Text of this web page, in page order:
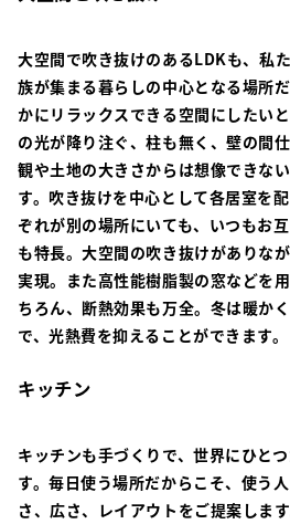
大空間で吹き抜けのあるLDKも、私
族が集まる暮らしの中心となる場所
かにリラックスできる空間にしたい
の光が降り注ぐ、柱も無く、壁の間
観や土地の大きさからは想像できな
す。吹き抜けを中心として各居室を
ぞれが別の場所にいても、いつもお
も特長。大空間の吹き抜けがありな
実現。また高性能樹脂製の窓などを
ちろん、断熱効果も万全。冬は暖か
で、光熱費を抑えることができます。
キッチン
キッチンも手づくりで、世界にひと
す。毎日使う場所だからこそ、使う
さ、広さ、レイアウトをご提案しま